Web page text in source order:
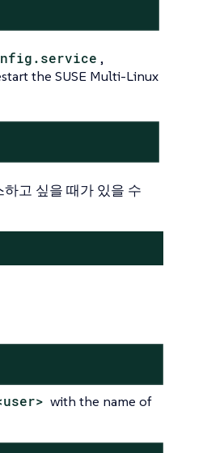
,
the SUSE Multi-Linux
고 싶을 때가 있을 수
with the name of